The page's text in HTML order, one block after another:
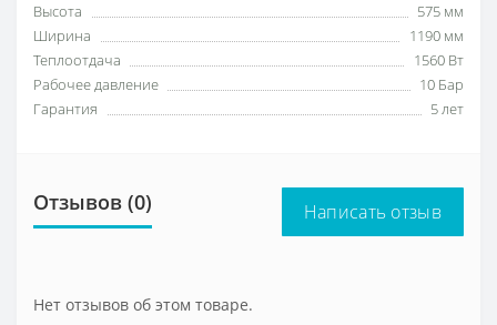
Высота
575 мм
Ширина
1190 мм
Теплоотдача
1560 Вт
Рабочее давление
10 Бар
Гарантия
5 лет
Отзывов (0) Написать отзыв
Нет отзывов об этом товаре.